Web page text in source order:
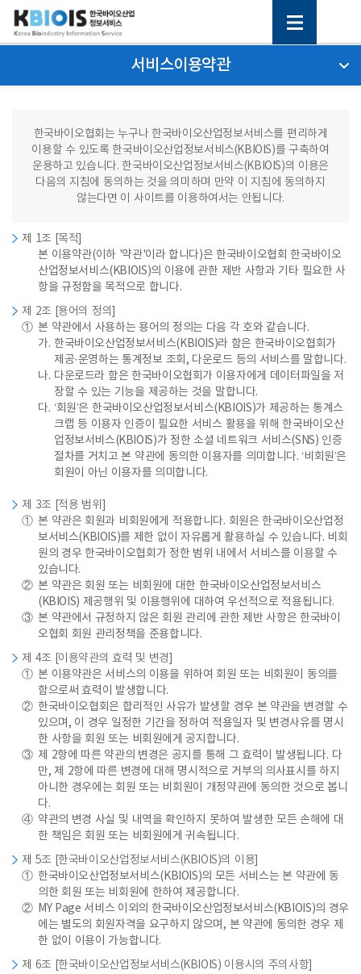
서비스이용약관
한국바이오협회는 누구나 한국바이오산업정보서비스를 편리하게
이용할 수 있도록 한국바이오산업정보서비스(KBIOIS)를 구축하여
운용하고 있습니다. 한국바이오산업정보서비스(KBIOIS)의 이용은
다음의 지침에 동의하는 것을 의미하며 만약 이 지침에 동의하지
않는다면 이 사이트를 이용하여서는 안됩니다.
제 1조 [목적]
본 이용약관(이하 '약관'이라 합니다)은 한국바이오협회 한국바이오
산업정보서비스(KBIOIS)의 이용에 관한 제반 사항과 기타 필요한 사
항을 규정함을 목적으로 합니다.
제 2조 [용어의 정의]
① 본 약관에서 사용하는 용어의 정의는 다음 각 호와 같습니다.
가. 한국바이오산업정보서비스(KBIOIS)라 함은 한국바이오협회가
제공·운영하는 통계정보 조회, 다운로드 등의 서비스를 말합니다.
나. 다운로드라 함은 한국바이오협회가 이용자에게 데이터파일을 저
장할 수 있는 기능을 제공하는 것을 말합니다.
다. ‘회원’은 한국바이오산업정보서비스(KBIOIS)가 제공하는 통계스
크랩 등 이용자 인증이 필요한 서비스 활용을 위해 한국바이오산
업정보서비스(KBIOIS)가 정한 소셜 네트워크 서비스(SNS) 인증
절차를 거치고 본 약관에 동의한 이용자를 의미합니다. ‘비회원’은
회원이 아닌 이용자를 의미합니다.
제 3조 [적용 범위]
① 본 약관은 회원과 비회원에게 적용합니다. 회원은 한국바이오산업정
보서비스(KBIOIS)를 제한 없이 자유롭게 활용하실 수 있습니다. 비회
원의 경우 한국바이오협회가 정한 범위 내에서 서비스를 이용할 수
있습니다.
② 본 약관은 회원 또는 비회원에 대한 한국바이오산업정보서비스
(KBIOIS) 제공행위 및 이용행위에 대하여 우선적으로 적용됩니다.
③ 본 약관에서 규정하지 않은 회원 관리에 관한 제반 사항은 한국바이
오협회 회원 관리정책을 준용합니다.
제 4조 [이용약관의 효력 및 변경]
① 본 이용약관은 서비스의 이용을 위하여 회원 또는 비회원이 동의를
함으로써 효력이 발생합니다.
② 한국바이오협회은 합리적인 사유가 발생할 경우 본 약관을 변경할 수
있으며, 이 경우 일정한 기간을 정하여 적용일자 및 변경사유를 명시
한 사항을 회원 또는 비회원에게 공지합니다.
③ 제 2항에 따른 약관의 변경은 공지를 통해 그 효력이 발생됩니다. 다
만, 제 2항에 따른 변경에 대해 명시적으로 거부의 의사표시를 하지
아니한 경우에는 회원 또는 비회원이 개정약관에 동의한 것으로 봅니
다.
④ 약관의 변경 사실 및 내역을 확인하지 못하여 발생한 모든 손해에 대
한 책임은 회원 또는 비회원에게 귀속됩니다.
제 5조 [한국바이오산업정보서비스(KBIOIS)의 이용]
① 한국바이오산업정보서비스(KBIOIS)의 모든 서비스는 본 약관에 동
의한 회원 또는 비회원에 한하여 제공합니다.
② MY Page 서비스 이외의 한국바이오산업정보서비스(KBIOIS)의 경우
에는 별도의 회원자격을 요구하지 않으며, 본 약관에 동의한 경우 제
한 없이 이용이 가능합니다.
제 6조 [한국바이오산업정보서비스(KBIOIS) 이용시의 주의사항]